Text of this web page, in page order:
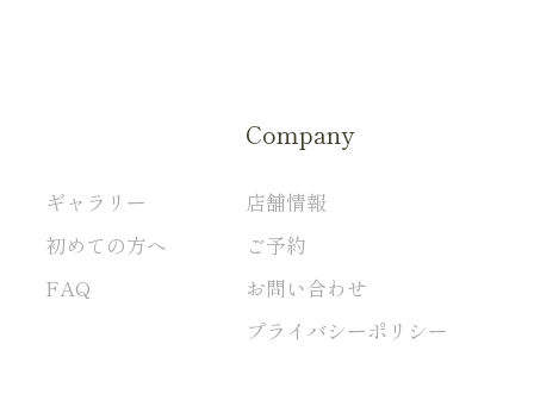
ギャラリー
初めての方へ
FAQ
Company
店舗情報
ご予約
お問い合わせ
プライバシーポリシー